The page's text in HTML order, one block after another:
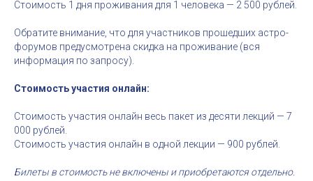
Стоимость 1 дня проживания для 1 человека — 2 500 рублей.
Обратите внимание, что для участников прошедших астро-
форумов предусмотрена скидка на проживание (вся
информация по запросу).
Стоимость участия онлайн:
Стоимость участия онлайн весь пакет из десяти лекций — 7
000 рублей.
Стоимость участия онлайн в одной лекции — 900 рублей.
Билеты в стоимость не включены и приобретаются отдельно.